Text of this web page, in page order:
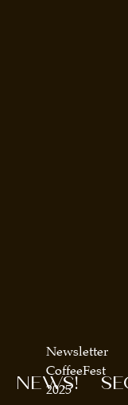
NEWS!
Newsletter
CoffeeFest
2025